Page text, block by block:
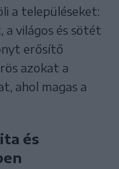
a településeket:
a világos és sötét
erősítő
azokat a
ahol magas a
és